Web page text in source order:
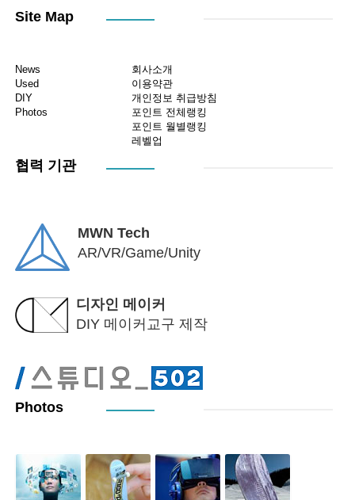
Site Map
News
Used
DIY
Photos
회사소개
이용약관
개인정보 취급방침
포인트 전체랭킹
포인트 월별랭킹
레벨업
협력 기관
MWN Tech
AR/VR/Game/Unity
디자인 메이커
DIY 메이커교구 제작
Photos